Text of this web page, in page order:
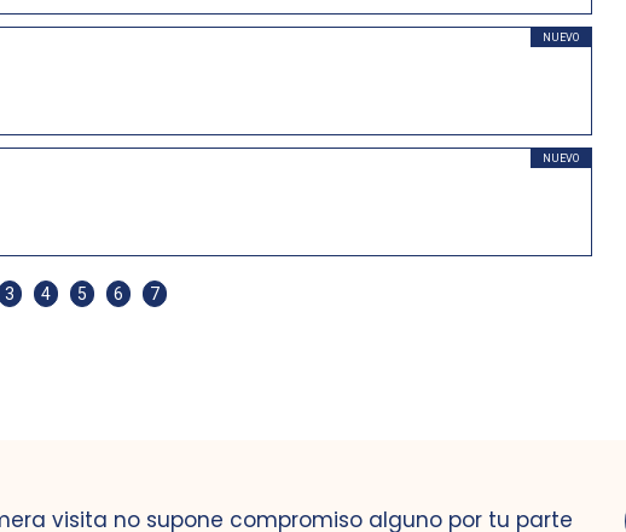
NUEVO
NUEVO
3 4 5 6 7
visita no supone compromiso alguno por tu parte